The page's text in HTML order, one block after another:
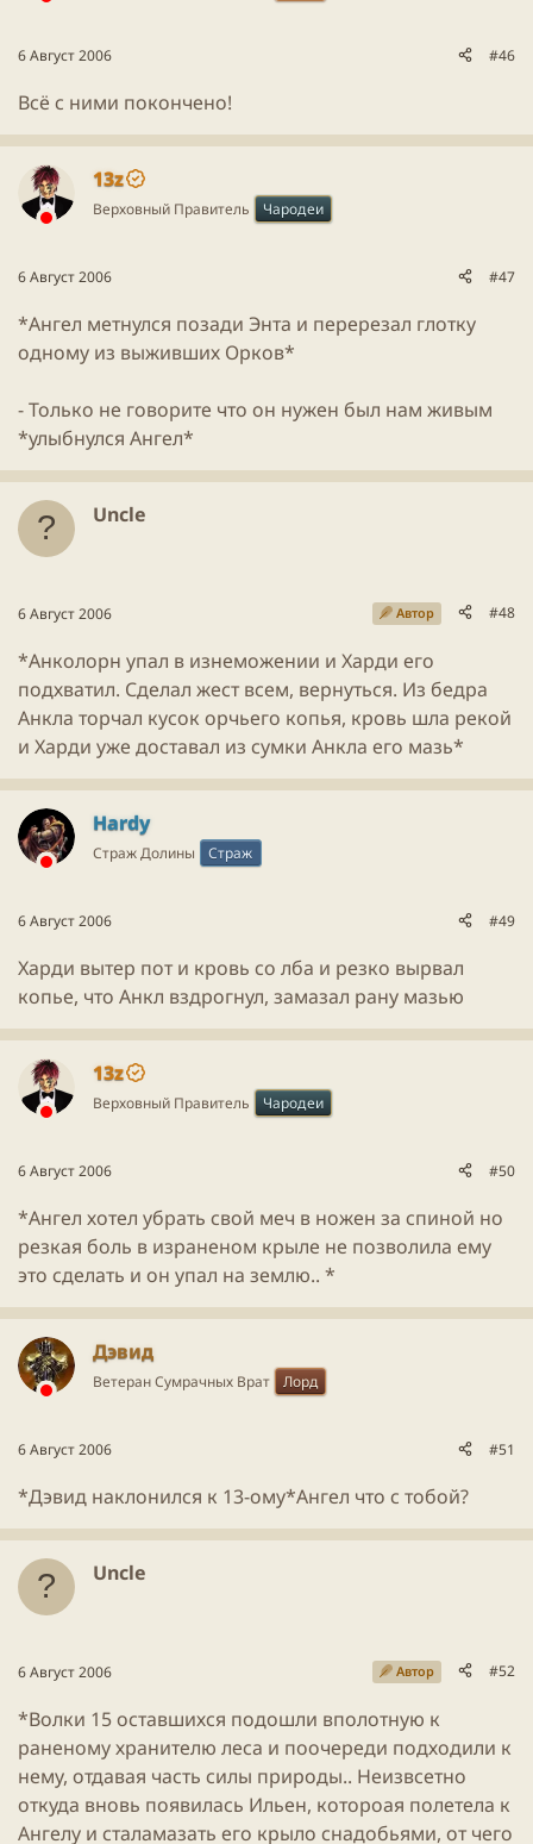
6 Август 2006 #46
Всё с ними покончено!
13z
Верховный Правитель Чародеи
6 Август 2006 #47
*Ангел метнулся позади Энта и перерезал глотку
одному из выживших Орков*
- Только не говорите что он нужен был нам живым
*улыбнулся Ангел*
Uncle
6 Август 2006 Автор #48
*Анколорн упал в изнеможении и Харди его
подхватил. Сделал жест всем, вернуться. Из бедра
Анкла торчал кусок орчьего копья, кровь шла рекой
и Харди уже доставал из сумки Анкла его мазь*
Hardy
Страж Долины Страж
6 Август 2006 #49
Харди вытер пот и кровь со лба и резко вырвал
копье, что Анкл вздрогнул, замазал рану мазью
13z
Верховный Правитель Чародеи
6 Август 2006 #50
*Ангел хотел убрать свой меч в ножен за спиной но
резкая боль в израненом крыле не позволила ему
это сделать и он упал на землю.. *
Дэвид
Ветеран Сумрачных Врат Лорд
6 Август 2006 #51
*Дэвид наклонился к 13-ому*Ангел что с тобой?
Uncle
6 Август 2006 Автор #52
*Волки 15 оставшихся подошли вполотную к
раненому хранителю леса и поочереди подходили к
нему, отдавая часть силы природы.. Неизвсетно
откуда вновь появилась Ильен, котороая полетела к
Ангелу и сталамазать его крыло снадобьями, от чего